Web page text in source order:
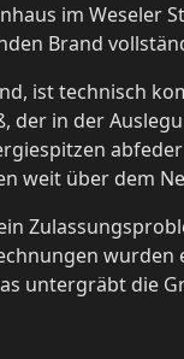
im Weseler
Brand
ist technisch
der in der
weit über dem
wurden
untergräbt die